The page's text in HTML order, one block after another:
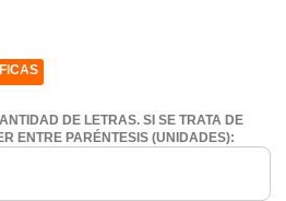
DE LETRAS. SI SE TRATA DE
ENTRE PARÉNTESIS (UNIDADES):